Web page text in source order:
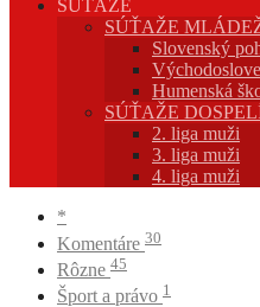
SÚŤAŽE
SÚŤAŽE
Slovenský
Humenská
SÚŤAŽE
2. liga muži
3. liga muži
4. liga muži
*
Komentáre 30
Rôzne 45
Šport a právo 1